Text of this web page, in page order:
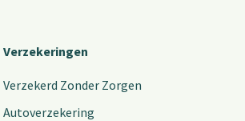
Verzekeringen
Verzekerd Zonder Zorgen
Autoverzekering